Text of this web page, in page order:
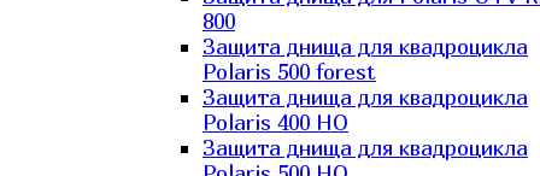
800
Защита днища для квадроцикла
Polaris 500 forest
Защита днища для квадроцикла
Polaris 400 HO
Защита днища для квадроцикла